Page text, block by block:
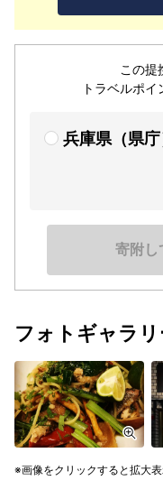
この提
トラベルポイ
兵庫県（県庁
寄附し
フォトギャラリ
画像をクリックすると拡大表